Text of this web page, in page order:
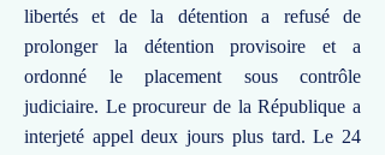
libertés et de la détention a refusé de
prolonger la détention provisoire et a
ordonné le placement sous contrôle
judiciaire. Le procureur de la République a
interjeté appel deux jours plus tard. Le 24